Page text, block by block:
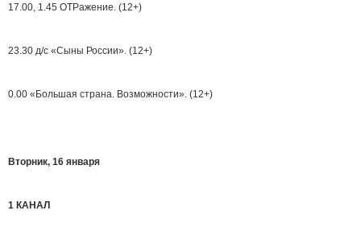
17.00, 1.45 ОТРажение. (12+)
23.30 д/с «Сыны России». (12+)
0.00 «Большая страна. Возможности». (12+)
Вторник, 16 января
1 КАНАЛ